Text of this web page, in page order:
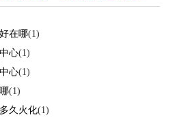
在哪(1)
心(1)
心(1)
(1)
久火化(1)